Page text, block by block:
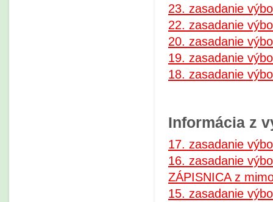
23. zasadanie
22. zasadanie
20. zasadanie
19. zasadanie
18. zasadanie
Informácia z
17. zasadanie
16. zasadanie
ZÁPISNICA z
15. zasadanie